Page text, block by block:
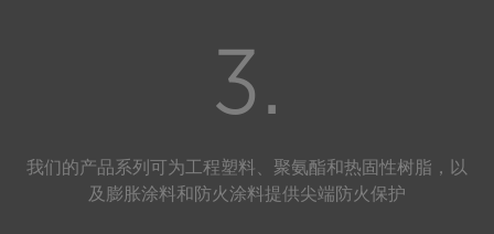
3.
我们的产品系列可为工程塑料、聚氨酯和热固性树脂，以
及膨胀涂料和防火涂料提供尖端防火保护